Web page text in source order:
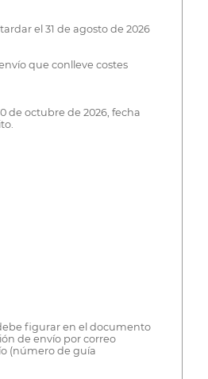
el 31 de agosto de 2026
que conlleve costes
de octubre de 2026, fecha
figurar en el documento
de envío por correo
(número de guía